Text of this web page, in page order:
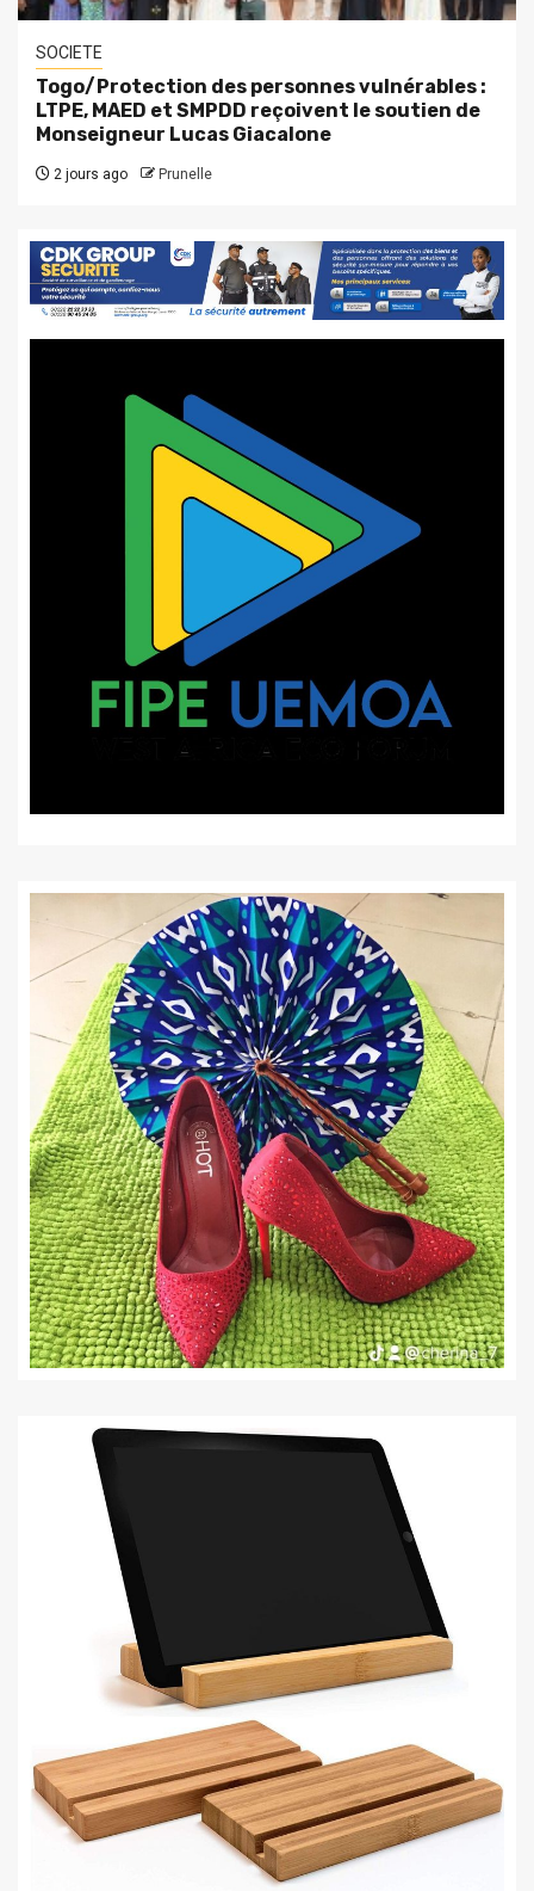
SOCIETE
Togo/Protection des personnes vulnérables :
LTPE, MAED et SMPDD reçoivent le soutien de
Monseigneur Lucas Giacalone
2 jours ago Prunelle